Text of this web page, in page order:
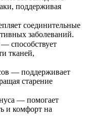
поддерживая
соединительные
заболеваний.
способствует
тканей,
— поддерживает
старение
— помогает
и комфорт на